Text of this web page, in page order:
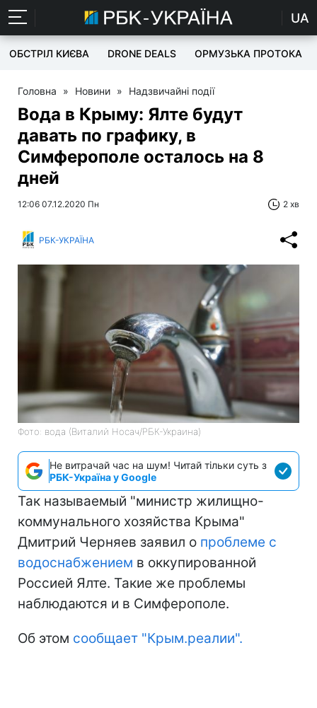
UA
ОБСТРІЛ КИЄВА DRONE DEALS ОРМУЗЬКА ПРОТОКА
Головна » Новини » Надзвичайні події
Вода в Крыму: Ялте будут
давать по графику, в
Симферополе осталось на 8
дней
12:06 07.12.2020 Пн 2 хв
РБК-УКРАЇНА
Фото: вода (Виталий Носач/РБК-Украина)
Не витрачай час на шум! Читай тільки суть з
РБК-Україна у Google
Так называемый "министр жилищно-
коммунального хозяйства Крыма"
Дмитрий Черняев заявил о проблеме с
водоснабжением в оккупированной
Россией Ялте. Такие же проблемы
наблюдаются и в Симферополе.
Об этом сообщает "Крым.реалии".